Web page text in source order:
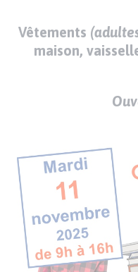
Vêtements
maison,